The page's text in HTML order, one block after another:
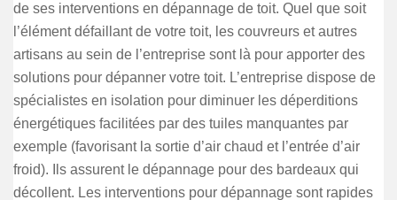
de ses interventions en dépannage de toit. Quel que soit
l’élément défaillant de votre toit, les couvreurs et autres
artisans au sein de l’entreprise sont là pour apporter des
solutions pour dépanner votre toit. L’entreprise dispose de
spécialistes en isolation pour diminuer les déperditions
énergétiques facilitées par des tuiles manquantes par
exemple (favorisant la sortie d’air chaud et l’entrée d’air
froid). Ils assurent le dépannage pour des bardeaux qui
décollent. Les interventions pour dépannage sont rapides